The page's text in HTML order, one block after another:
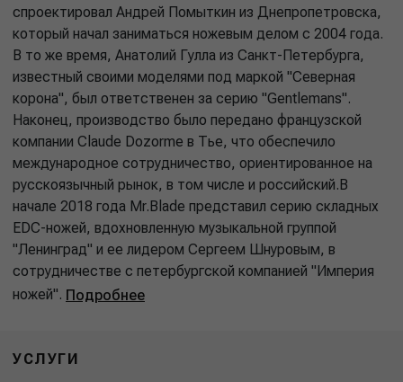
спроектировал Андрей Помыткин из Днепропетровска,
который начал заниматься ножевым делом с 2004 года.
В то же время, Анатолий Гулла из Санкт-Петербурга,
известный своими моделями под маркой "Северная
корона", был ответственен за серию "Gentlemans".
Наконец, производство было передано французской
компании Claude Dozorme в Тье, что обеспечило
международное сотрудничество, ориентированное на
русскоязычный рынок, в том числе и российский.В
начале 2018 года Mr.Blade представил серию складных
EDC-ножей, вдохновленную музыкальной группой
"Ленинград" и ее лидером Сергеем Шнуровым, в
сотрудничестве с петербургской компанией "Империя
ножей". Подробнее
УСЛУГИ